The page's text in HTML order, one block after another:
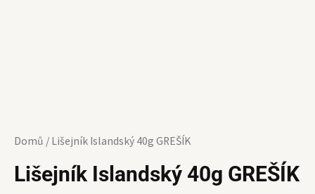
Domů / Lišejník Islandský 40g GREŠÍK
Lišejník Islandský 40g GREŠÍK